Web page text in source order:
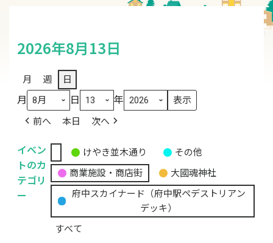
2026年8月13日
月 週 日
月 日 年
前へ 本日 次へ
イベン
トのカ
テゴリ
ー
無
題
の
カ
テ
ゴ
けやき並木通り
その他
商業施設・商店街
大國魂神社
府中スカイナード（府中駅ペデストリアン
デッキ）
すべて